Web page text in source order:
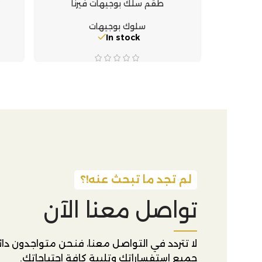
طقم سلك بوجيهات فيرنا
سلوك بوجيهات
In stock
لم تجد ما تبحث عنه!؟
تواصل معنا الآن
لا تتردد في التواصل معنا، فنحن متواجدون
جميع استفساراتك وتلبية كافة احتياجاتك.